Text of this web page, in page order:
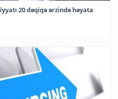
20 dəqiqə ərzində həyata